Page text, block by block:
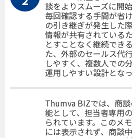
談をよりスムーズに開
毎回確認する手間が省
の引き継ぎが発生した
情報が共有されている
とすことなく継続でき
た、外部のセールス代
しやすく、複数人での
運用しやすい設計となっ
Thumva BIZでは、商
能として、担当者専用
られています。このメ
には表示されず、商談